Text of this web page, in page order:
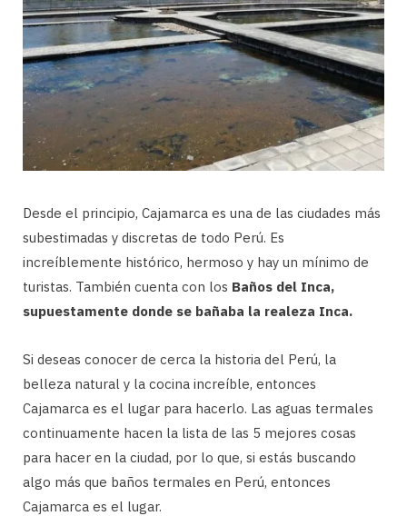
Desde el principio, Cajamarca es una de las ciudades más
subestimadas y discretas de todo Perú. Es
increíblemente histórico, hermoso y hay un mínimo de
turistas. También cuenta con los Baños del Inca,
supuestamente donde se bañaba la realeza Inca.
Si deseas conocer de cerca la historia del Perú, la
belleza natural y la cocina increíble, entonces
Cajamarca es el lugar para hacerlo. Las aguas termales
continuamente hacen la lista de las 5 mejores cosas
para hacer en la ciudad, por lo que, si estás buscando
algo más que baños termales en Perú, entonces
Cajamarca es el lugar.